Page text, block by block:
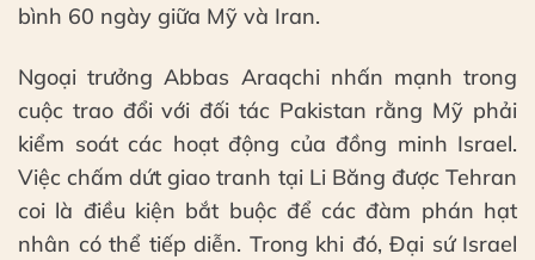
bình 60 ngày giữa Mỹ và Iran.
Ngoại trưởng Abbas Araqchi nhấn mạnh trong
cuộc trao đổi với đối tác Pakistan rằng Mỹ phải
kiểm soát các hoạt động của đồng minh Israel.
Việc chấm dứt giao tranh tại Li Băng được Tehran
coi là điều kiện bắt buộc để các đàm phán hạt
nhân có thể tiếp diễn. Trong khi đó, Đại sứ Israel